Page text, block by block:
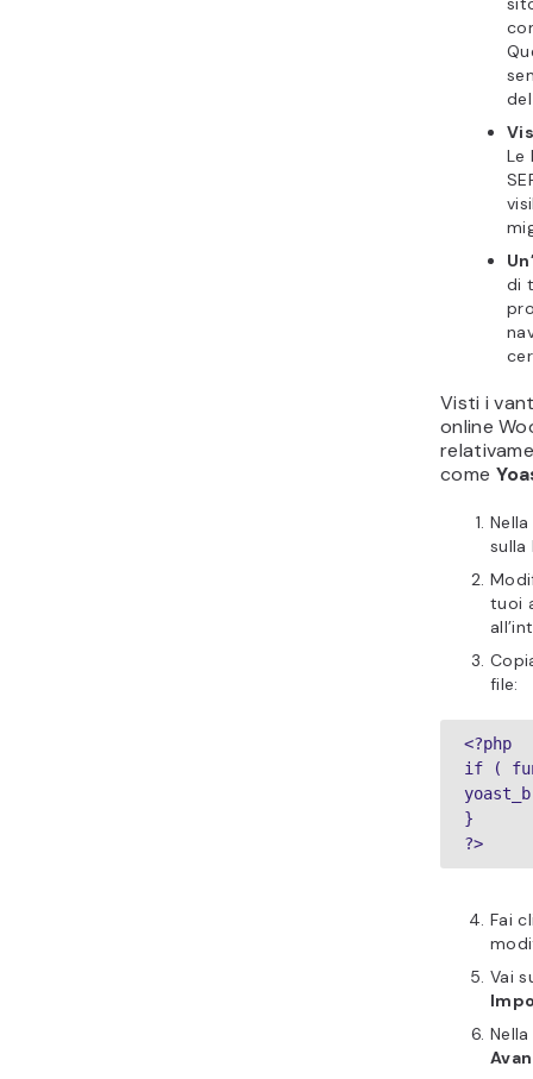
Le
di
Visti i
online
come
Nella
tuoi
file:
<?php
if (
}
?>
Fai
Vai